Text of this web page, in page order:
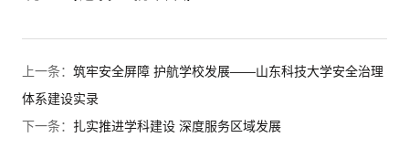
上一条：筑牢安全屏障 护航学校发展——山东科技大学安全治理
体系建设实录
下一条： 扎实推进学科建设 深度服务区域发展